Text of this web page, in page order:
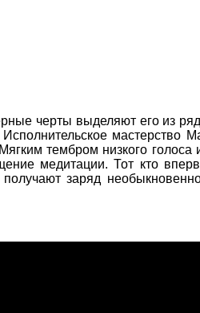
черты выделяют его из
мастерство
тембром низкого
медитации. Тот кто
заряд